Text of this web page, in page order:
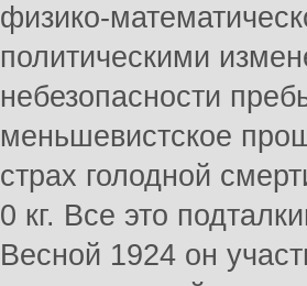
физико-
политическими
небезопасности
меньшевистское
страх голодной
0 кг. Все это
Весной 1924 он